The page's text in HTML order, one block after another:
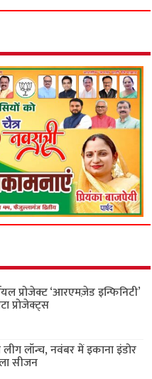
प्रोजेक्ट ‘आरएमज़ेड इन्फिनिटी’
प्रोजेक्ट्स
लीग लॉन्च, नवंबर में इकाना इंडोर
सीजन